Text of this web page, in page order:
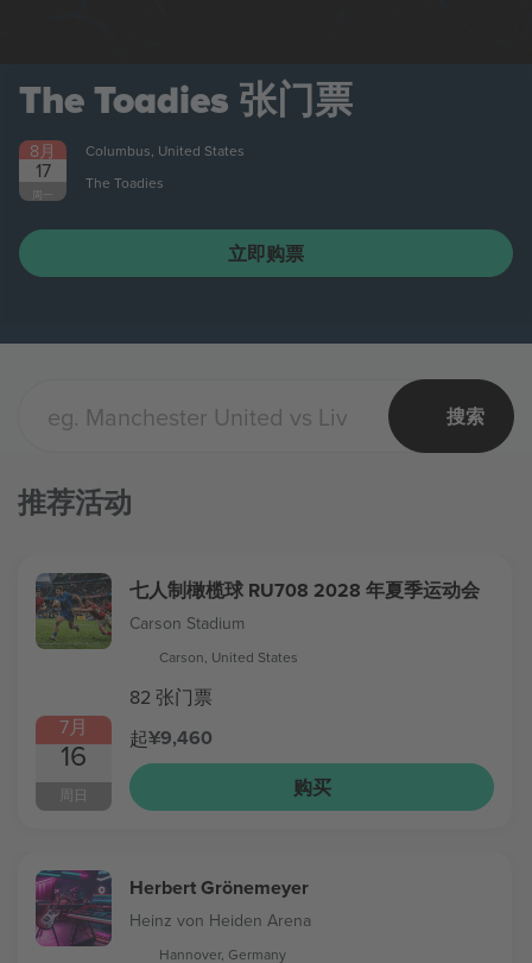
The Toadies 张门票
8月
17
周一
Columbus, United States
The Toadies
立即购票
搜索
推荐活动
7月
16
周日
七人制橄榄球 RU708 2028 年夏季运动会
Carson Stadium
Carson, United States
82 张门票
起¥9,460
购买
Herbert Grönemeyer
Heinz von Heiden Arena
Hannover, Germany